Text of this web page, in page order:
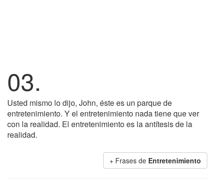
03.
Usted mismo lo dijo, John, éste es un parque de
entretenimiento. Y el entretenimiento nada tiene que ver
con la realidad. El entretenimiento es la antítesis de la
realidad.
+ Frases de Entretenimiento